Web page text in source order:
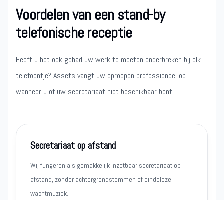
Voordelen van een stand-by
telefonische receptie
Heeft u het ook gehad uw werk te moeten onderbreken bij elk
telefoontje? Assets vangt uw oproepen professioneel op
wanneer u of uw secretariaat niet beschikbaar bent.
Secretariaat op afstand
Wij fungeren als gemakkelijk inzetbaar secretariaat op
afstand, zonder achtergrondstemmen of eindeloze
wachtmuziek.